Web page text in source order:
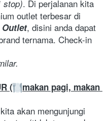
stop). Di perjalanan kita
outlet terbesar di
Outlet, disini anda dapat
ternama. Check-in
(
makan pagi, makan